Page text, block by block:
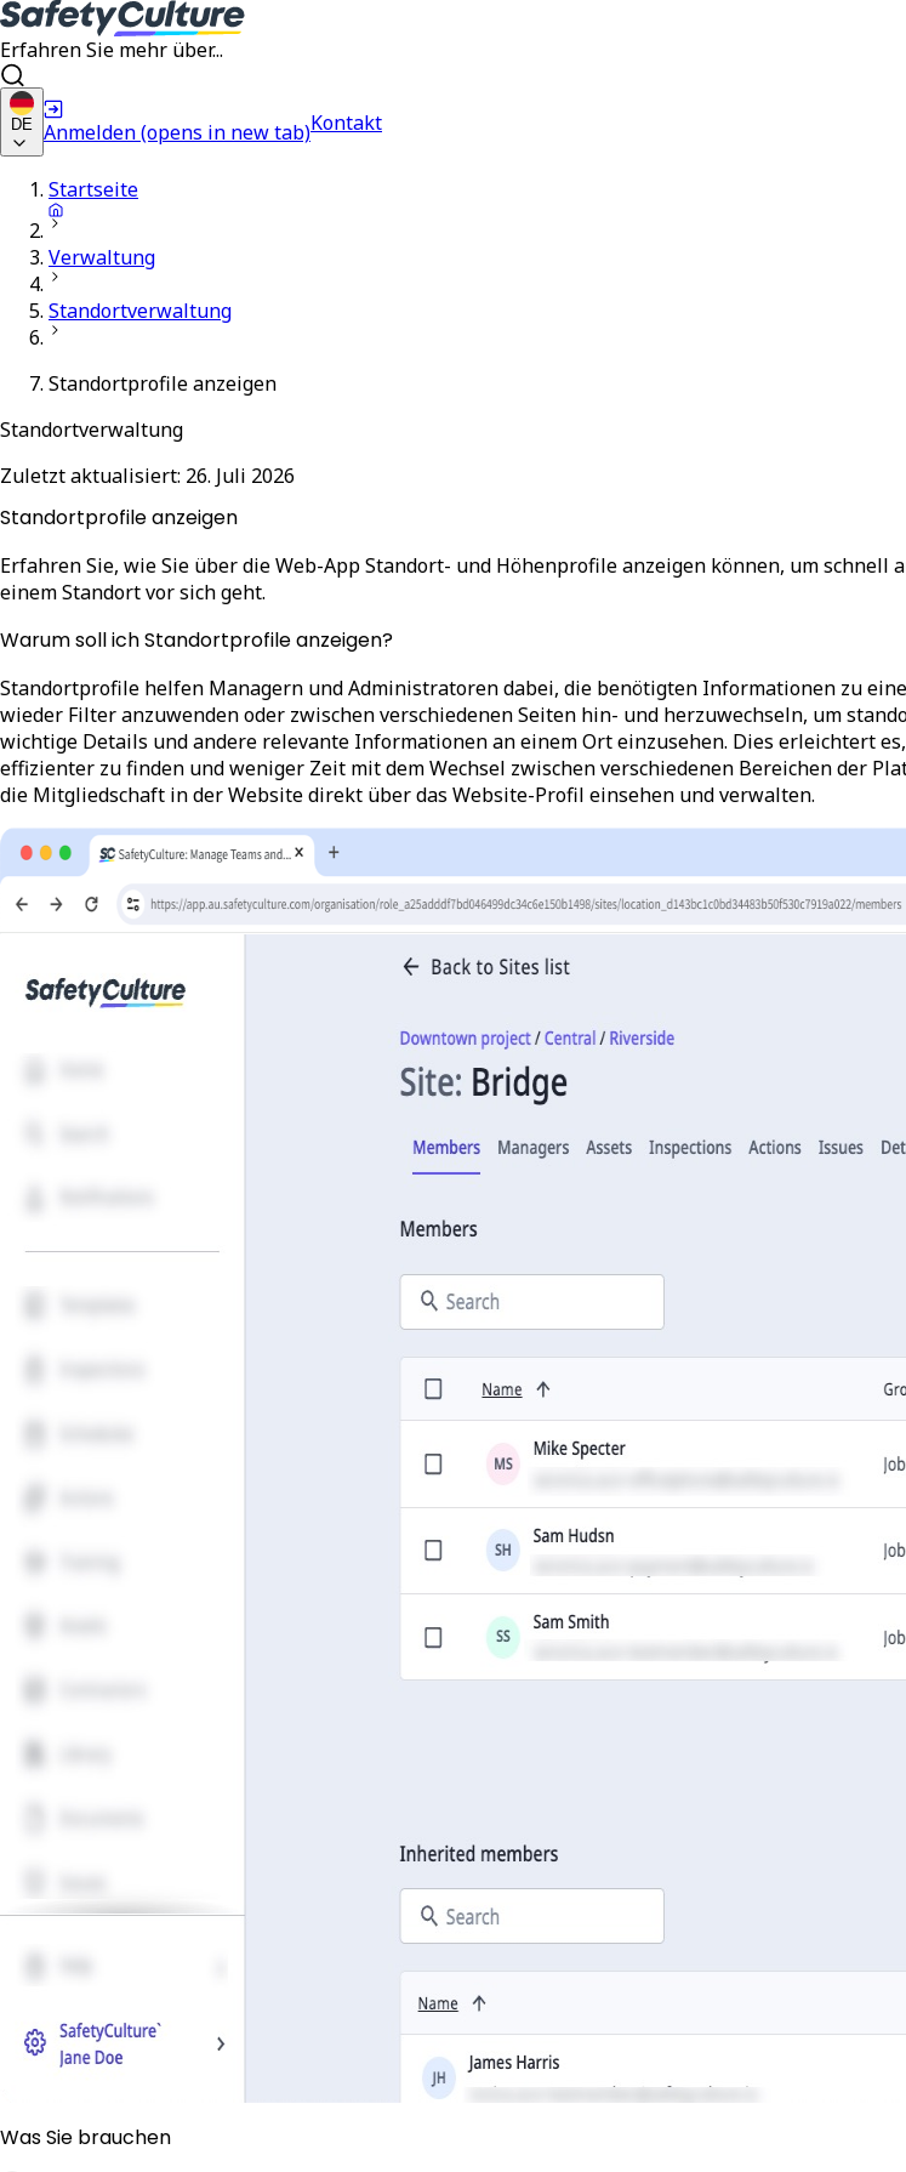
Erfahren Sie mehr über...
DE Anmelden(opens in new tab)Kontakt
Startseite
Verwaltung
Standortverwaltung
Standortprofile anzeigen
Standortverwaltung
Zuletzt aktualisiert: 26. Juli 2026
Standortprofile anzeigen
Erfahren Sie, wie Sie über die Web-App Standort- und Höhenprofile anzeigen können, um
einem Standort vor sich geht.
Warum soll ich Standortprofile anzeigen?
Standortprofile helfen Managern und Administratoren dabei, die benötigten Informationen zu
wieder Filter anzuwenden oder zwischen verschiedenen Seiten hin- und herzuwechseln, um
wichtige Details und andere relevante Informationen an einem Ort einzusehen. Dies erleichtert
effizienter zu finden und weniger Zeit mit dem Wechsel zwischen verschiedenen Bereichen der
die Mitgliedschaft in der Website direkt über das Website-Profil einsehen und verwalten.
Was Sie brauchen